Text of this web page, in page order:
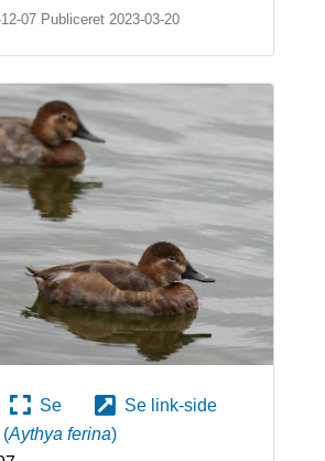
07 Publiceret 2023-03-20
Se
Se link-side
(Aythya ferina)